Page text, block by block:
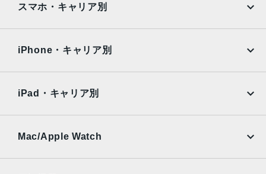
AQUOS
OPPO Android
Surface
Xiaomi Tablet
スマホ・キャリア別
Ymobile
UQmobile
iPhone・キャリア別
Ymobile
UQmobile
iPad・キャリア別
Mac/Apple Watch